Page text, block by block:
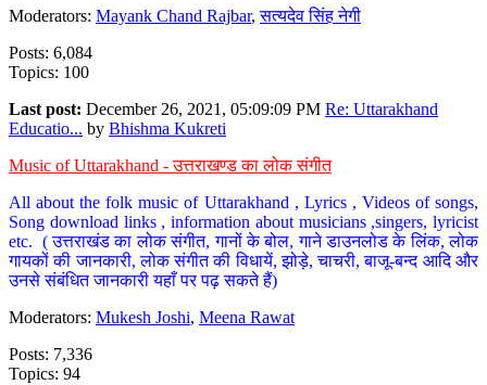
Moderators: Mayank Chand Rajbar,सत्यदेव सिंह नेगी
Posts: 6,084
Topics: 100
Last post: December 26, 2021, 05:09:09 PM Re: Uttarakhand
Educatio... by Bhishma Kukreti
Music of Uttarakhand - उत्तराखण्ड का लोक संगीत
All about the folk music of Uttarakhand , Lyrics , Videos of songs,
Song download links , information about musicians ,singers, lyricist
etc. ( उत्तराखंड का लोक संगीत, गानों के बोल, गाने डाउनलोड के लिंक, लोक
गायकों की जानकारी, लोक संगीत की विधायें, झोड़े, चाचरी, बाजू-बन्द आदि और
उनसे संबंधित जानकारी यहाँ पर पढ़ सकते हैं)
Moderators: Mukesh Joshi, Meena Rawat
Posts: 7,336
Topics: 94